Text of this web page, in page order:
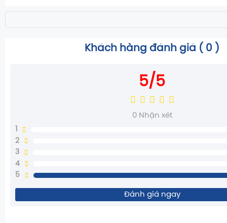
Khách hàng đánh giá ( 0 )
5/5
0 Nhận xét
1
2
3
4
5
Đánh giá ngay